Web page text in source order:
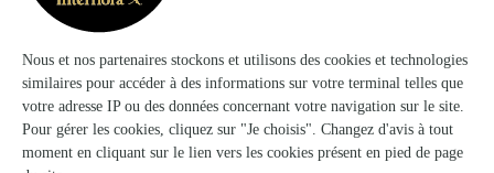
Uglas
★ ★ ★ ★ ★
J’avais demandé des chocolats avec les…